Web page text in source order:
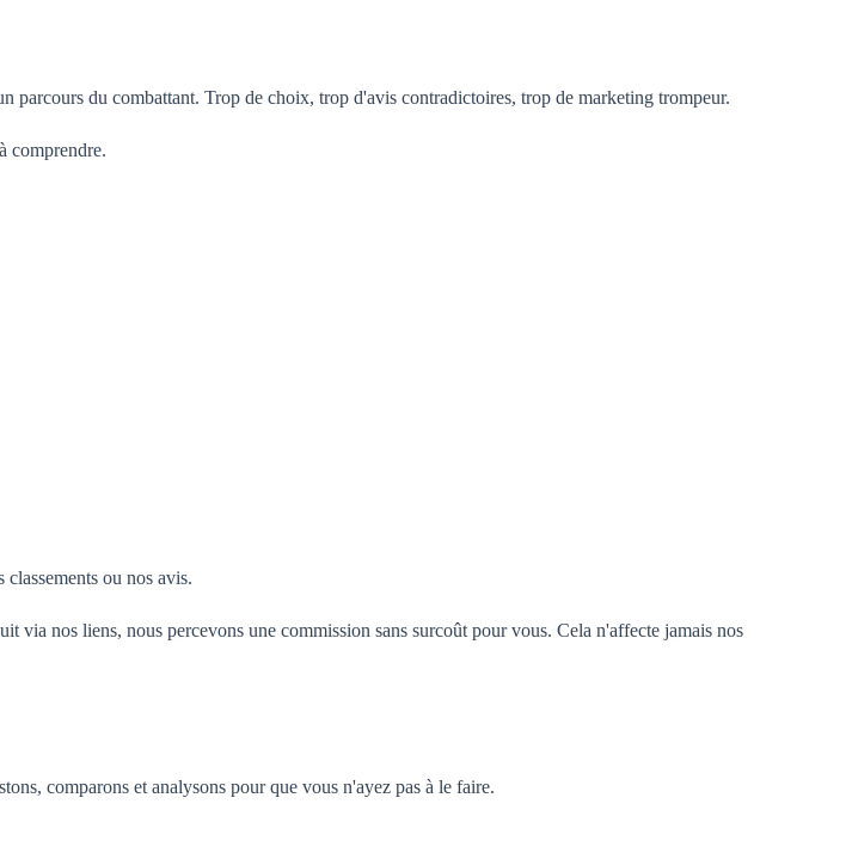
parcours du combattant. Trop de choix, trop d'avis contradictoires, trop de marketing trompeur.
comprendre.
ou nos avis.
nos liens, nous percevons une commission sans surcoût pour vous. Cela n'affecte jamais nos
comparons et analysons pour que vous n'ayez pas à le faire.